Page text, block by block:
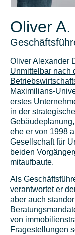
Oliver
Oliver Alexander
Unmittelbar nach
Maximilians-
erstes
in der
ehe er von 1998
Gesellschaft für
beiden
mitaufbaute.
Als
verantwortet er
aber auch
von
Fragestellungen